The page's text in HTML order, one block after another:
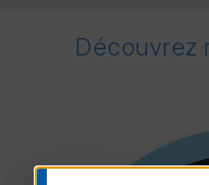
Découvrez